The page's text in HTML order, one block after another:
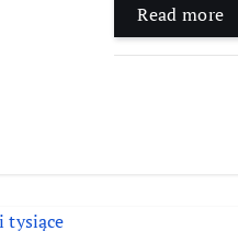
Read more